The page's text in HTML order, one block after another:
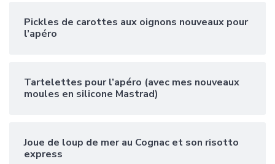
Pickles de carottes aux oignons nouveaux pour
l’apéro
Tartelettes pour l’apéro (avec mes nouveaux
moules en silicone Mastrad)
Joue de loup de mer au Cognac et son risotto
express